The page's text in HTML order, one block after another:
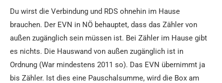
Du wirst die Verbindung und RDS ohnehin im Hause
brauchen. Der EVN in NÖ behauptet, dass das Zähler von
außen zugänglich sein müssen ist. Bei Zähler im Hause gibt
es nichts. Die Hauswand von außen zugänglich ist in
Ordnung (War mindestens 2011 so). Das EVN übernimmt ja
bis Zähler. Ist dies eine Pauschalsumme, wird die Box am